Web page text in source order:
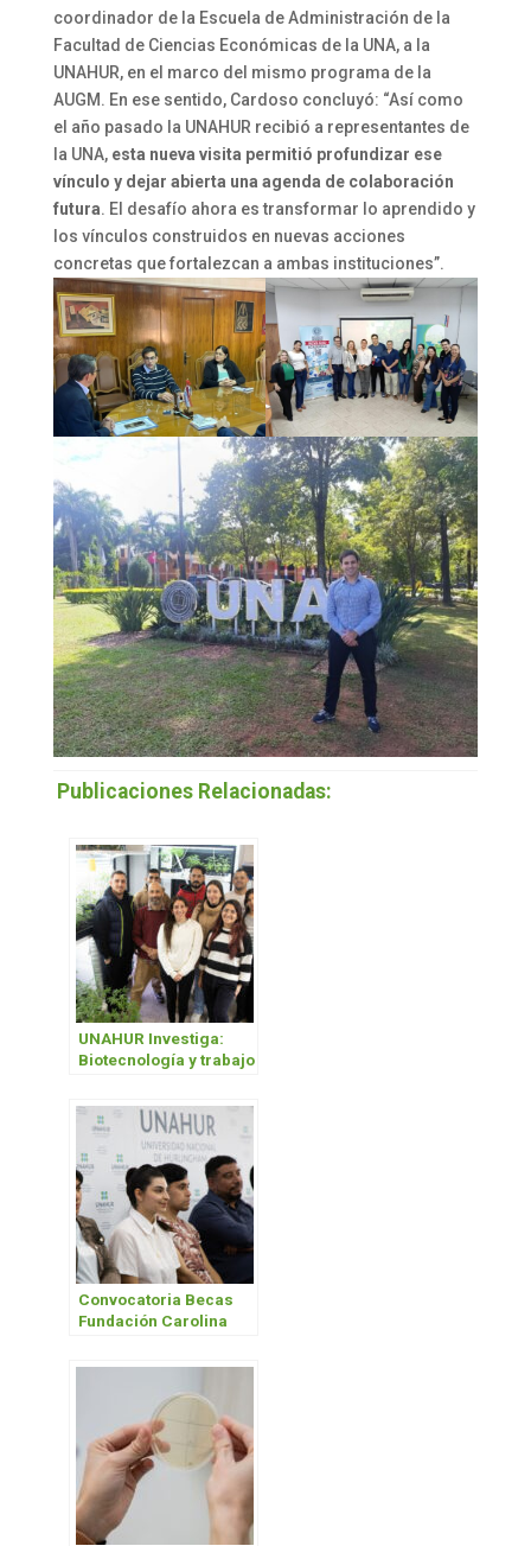
coordinador de la Escuela de Administración de la
Facultad de Ciencias Económicas de la UNA, a la
UNAHUR, en el marco del mismo programa de la
AUGM. En ese sentido, Cardoso concluyó: “Así como
el año pasado la UNAHUR recibió a representantes de
la UNA, esta nueva visita permitió profundizar ese
vínculo y dejar abierta una agenda de colaboración
futura. El desafío ahora es transformar lo aprendido y
los vínculos construidos en nuevas acciones
concretas que fortalezcan a ambas instituciones”.
Publicaciones Relacionadas:
UNAHUR Investiga:
Biotecnología y trabajo
preservar cannabis
medicinal
Convocatoria Becas
Fundación Carolina